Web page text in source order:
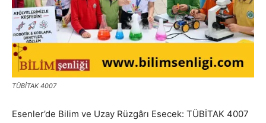
TÜBİTAK 4007
Esenler’de Bilim ve Uzay Rüzgârı Esecek: TÜBİTAK 4007